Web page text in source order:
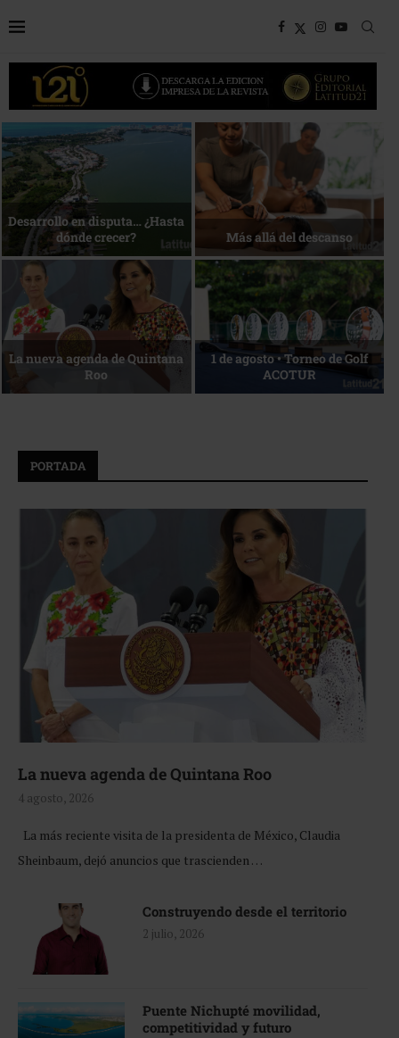
Bottega, un viaje servido a la
mesa
Energía que Impulsa la
competitividad
Reconocimiento de viajeros La esencia del servicio
PORTADA
La nueva agenda de Quintana Roo
4 agosto, 2026
La más reciente visita de la presidenta de México, Claudia
Sheinbaum, dejó anuncios que trascienden …
Construyendo desde el territorio
2 julio, 2026
Puente Nichupté movilidad,
competitividad y futuro